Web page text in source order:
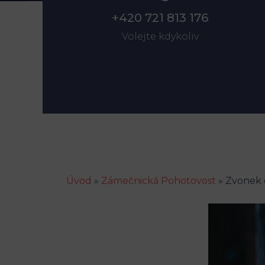
+420 721 813 176
Volejte kdykoliv
Úvod » Zámečnická Pohotovost » Zvonek